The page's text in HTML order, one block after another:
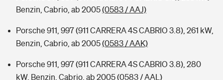
Benzin, Cabrio, ab 2005(0583 / AAJ)
Porsche 911, 997 (911 CARRERA 4S CABRIO 3.8), 261 kW,
Benzin, Cabrio, ab 2005(0583 / AAK)
Porsche 911, 997 (911 CARRERA 4S CABRIO 3.8), 280
kW, Benzin, Cabrio, ab 2005(0583 / AAL)